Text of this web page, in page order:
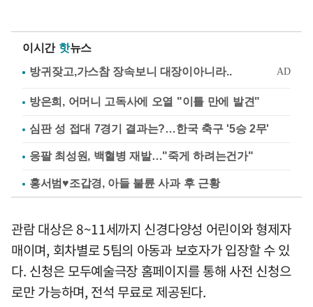
이시간 핫뉴스
방은희, 어머니 고독사에 오열 "이틀 만에 발견"
심판 성 접대 7경기 결과는?…한국 축구 '5승 2무'
응팔 최성원, 백혈병 재발…"죽게 하려는건가"
홍서범♥조갑경, 아들 불륜 사과 후 근황
관람 대상은 8~11세까지 신경다양성 어린이와 형제자
매이며, 회차별로 5팀의 아동과 보호자가 입장할 수 있
다. 신청은 모두예술극장 홈페이지를 통해 사전 신청으
로만 가능하며, 전석 무료로 제공된다.